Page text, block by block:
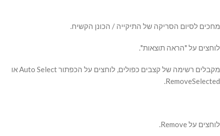
מחכים לסיום הסריקה של התיקייה / הכונן הקשיח.
לוחצים על "הראה תוצאות".
מקבלים רשימה של קצבים כפולים, לוחצים על הכפתור Auto Select או
RemoveSelected.
לוחצים על Remove.